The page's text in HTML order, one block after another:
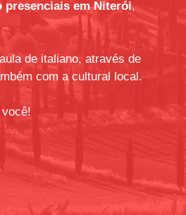
presenciais em Niterói,
de italiano, através de
com a cultural local.